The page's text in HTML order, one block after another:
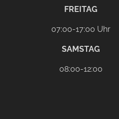
FREITAG
07:00-17:00 Uhr
SAMSTAG
08:00-12:00